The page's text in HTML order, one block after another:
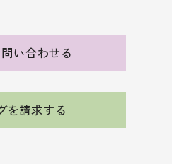
い合わせる
を請求する